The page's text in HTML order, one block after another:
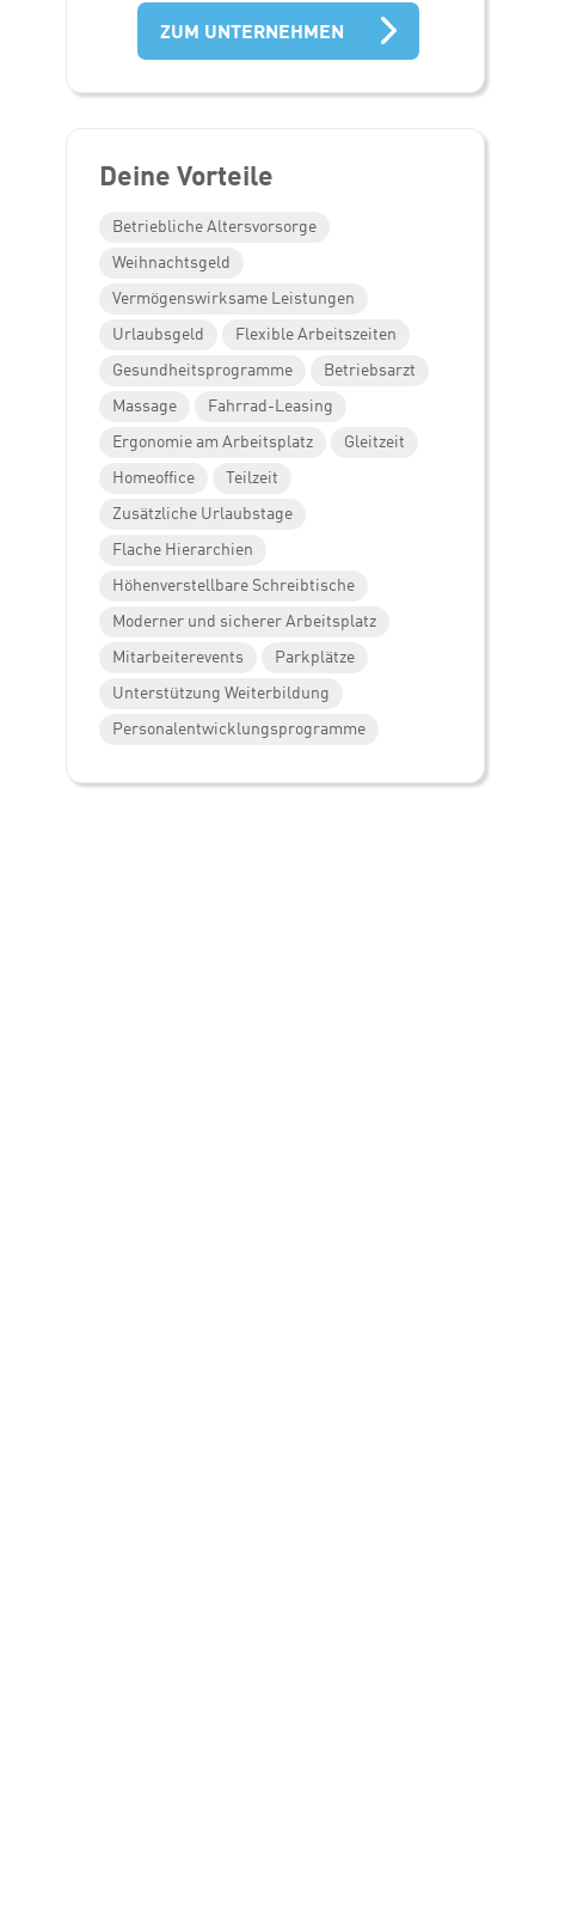
ZUM UNTERNEHMEN
Deine Vorteile
Betriebliche Altersvorsorge
Weihnachtsgeld
Vermögenswirksame Leistungen
Urlaubsgeld
Flexible Arbeitszeiten
Gesundheitsprogramme
Betriebsarzt
Massage
Fahrrad-Leasing
Ergonomie am Arbeitsplatz
Gleitzeit
Homeoffice
Teilzeit
Zusätzliche Urlaubstage
Flache Hierarchien
Höhenverstellbare Schreibtische
Moderner und sicherer Arbeitsplatz
Mitarbeiterevents
Parkplätze
Unterstützung Weiterbildung
Personalentwicklungsprogramme